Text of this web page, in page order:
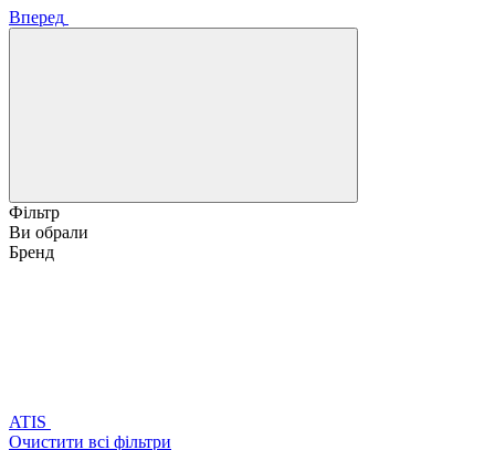
Вперед
Фільтр
Ви обрали
Бренд
ATIS
Очистити всі фільтри